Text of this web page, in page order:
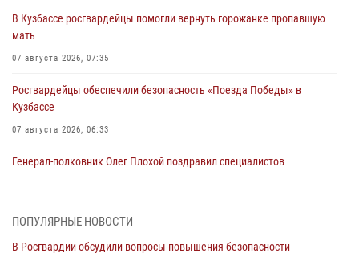
В Кузбассе росгвардейцы помогли вернуть горожанке пропавшую
мать
07 августа 2026, 07:35
Росгвардейцы обеспечили безопасность «Поезда Победы» в
Кузбассе
07 августа 2026, 06:33
Генерал-полковник Олег Плохой поздравил специалистов
07 августа 2026, 05:32
С 1 сентября 2026 года вступает в силу новый федеральный закон о
ПОПУЛЯРНЫЕ НОВОСТИ
В Росгвардии обсудили вопросы повышения безопасности